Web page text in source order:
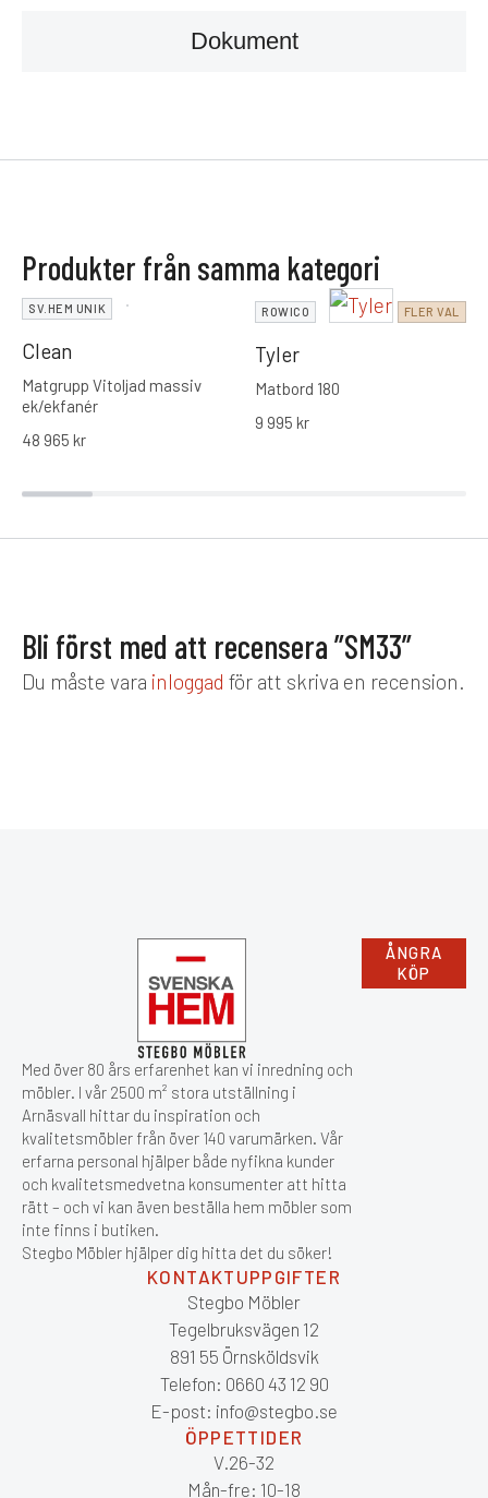
Dokument
Produkter från samma kategori
SV.HEM UNIK
Clean
Matgrupp Vitoljad massiv
ek/ekfanér
48 965 kr
ROWICO FLER VAL
Tyler
Matbord 180
9 995 kr
Bli först med att recensera ”SM33”
Du måste vara inloggad för att skriva en recension.
Med över 80 års erfarenhet kan vi inredning och
möbler. I vår 2500 m² stora utställning i
Arnäsvall hittar du inspiration och
kvalitetsmöbler från över 140 varumärken. Vår
erfarna personal hjälper både nyfikna kunder
och kvalitetsmedvetna konsumenter att hitta
rätt – och vi kan även beställa hem möbler som
inte finns i butiken.
Stegbo Möbler hjälper dig hitta det du söker!
ÅNGRA
KÖP
KONTAKTUPPGIFTER
Stegbo Möbler
Tegelbruksvägen 12
891 55 Örnsköldsvik
Telefon: 0660 43 12 90
E-post: info@stegbo.se
ÖPPETTIDER
V.26-32
Mån-fre: 10-18